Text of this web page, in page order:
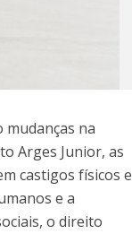
na
Arges Junior, as
castigos físicos e
e a
o direito